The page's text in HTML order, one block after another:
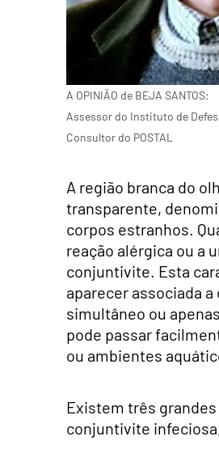
A OPINIÃO de BEJA SANTOS;
Assessor do Instituto de
Consultor do POSTAL
A região branca do
transparente,
corpos estranhos.
reação alérgica ou a
conjuntivite. Esta
aparecer associada
simultâneo ou
pode passar
ou ambientes
Existem três
conjuntivite